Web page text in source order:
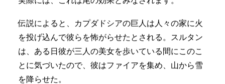
伝説によると、カプダドシアの巨人は人々の家に火
を投げ込んで彼らを怖がらせたとされる。スルタン
は、ある日彼が三人の美女を歩いている間にこのこ
とに気づいたので、彼はファイアを集め、山から雪
を降らせた。